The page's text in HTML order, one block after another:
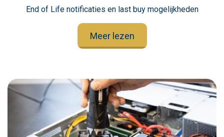
End of Life notificaties en last buy mogelijkheden
Meer lezen